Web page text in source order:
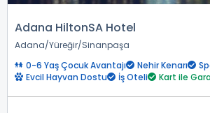
Adana HiltonSA Hotel
Adana Yüreğir Sinanpaşa
0-6 Yaş Çocuk Avantajı
Nehir Kenarı
Evcil Hayvan Dostu
İş Oteli Kart ile